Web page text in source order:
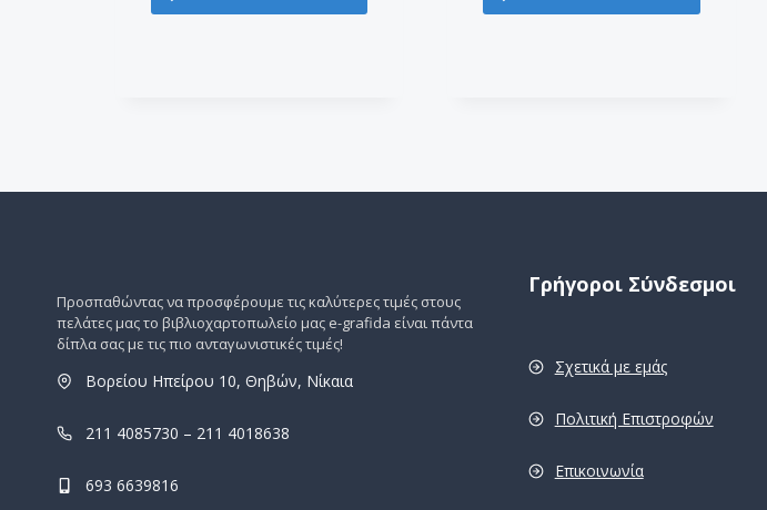
Προσπαθώντας να προσφέρουμε τις καλύτερες τιμές στους
πελάτες μας το βιβλιοχαρτοπωλείο μας e-grafida είναι πάντα
δίπλα σας με τις πιο ανταγωνιστικές τιμές!
Βορείου Ηπείρου 10, Θηβών, Νίκαια
211 4085730 – 211 4018638
693 6639816
Γρήγοροι Σύνδεσμοι
Σχετικά με εμάς
Πολιτική Επιστροφών
Επικοινωνία